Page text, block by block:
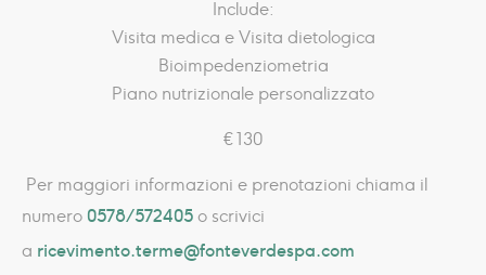
Include:
Visita medica e Visita dietologica
Bioimpedenziometria
Piano nutrizionale personalizzato
€ 130
Per maggiori informazioni e prenotazioni chiama il
numero 0578/572405 o scrivici
a ricevimento.terme@fonteverdespa.com